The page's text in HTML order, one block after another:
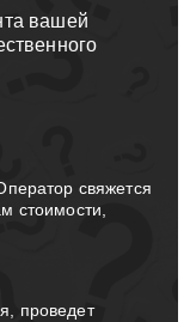
вашей
свяжется
стоимости,
проведет